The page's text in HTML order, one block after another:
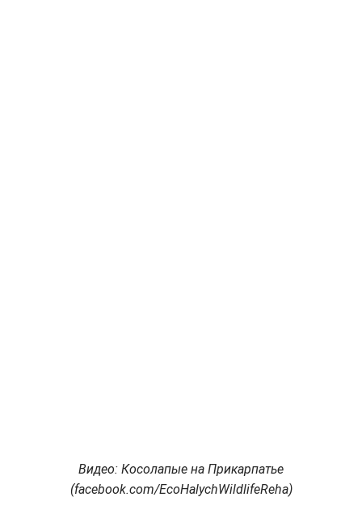
Видео: Косолапые на Прикарпатье
(facebook.com/EcoHalychWildlifeReha)